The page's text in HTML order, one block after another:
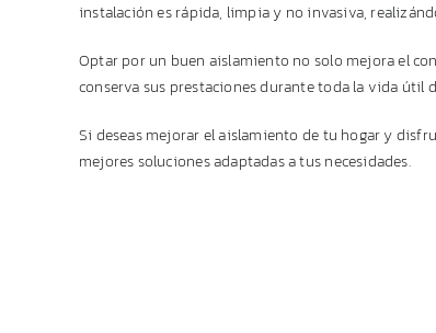
instalación es rápida, limpia y no invasiva,
Optar por un buen aislamiento no solo mejora el
conserva sus prestaciones durante toda la vida
Si deseas mejorar el aislamiento de tu hogar y
mejores soluciones adaptadas a tus necesidades.